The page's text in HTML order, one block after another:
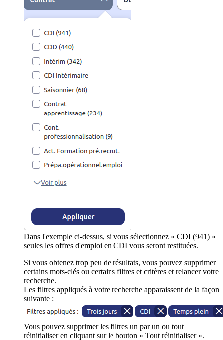
Dans l'exemple ci-dessus, si vous sélectionnez « CDI (941) »
seules les offres d'emploi en CDI vous seront restituées.
Si vous obtenez trop peu de résultats, vous pouvez supprimer
certains mots-clés ou certains filtres et critères et relancer votre
recherche.
Les filtres appliqués à votre recherche apparaissent de la façon
suivante :
Vous pouvez supprimer les filtres un par un ou tout
réinitialiser en cliquant sur le bouton « Tout réinitialiser ».